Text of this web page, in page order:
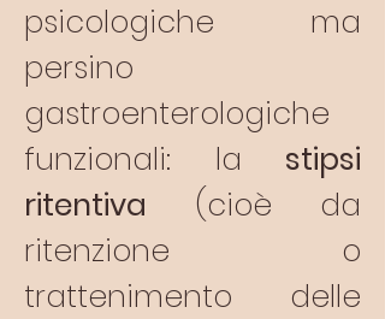
psicologiche ma
persino
gastroenterologiche
funzionali: la stipsi
ritentiva (cioè da
ritenzione o
trattenimento delle